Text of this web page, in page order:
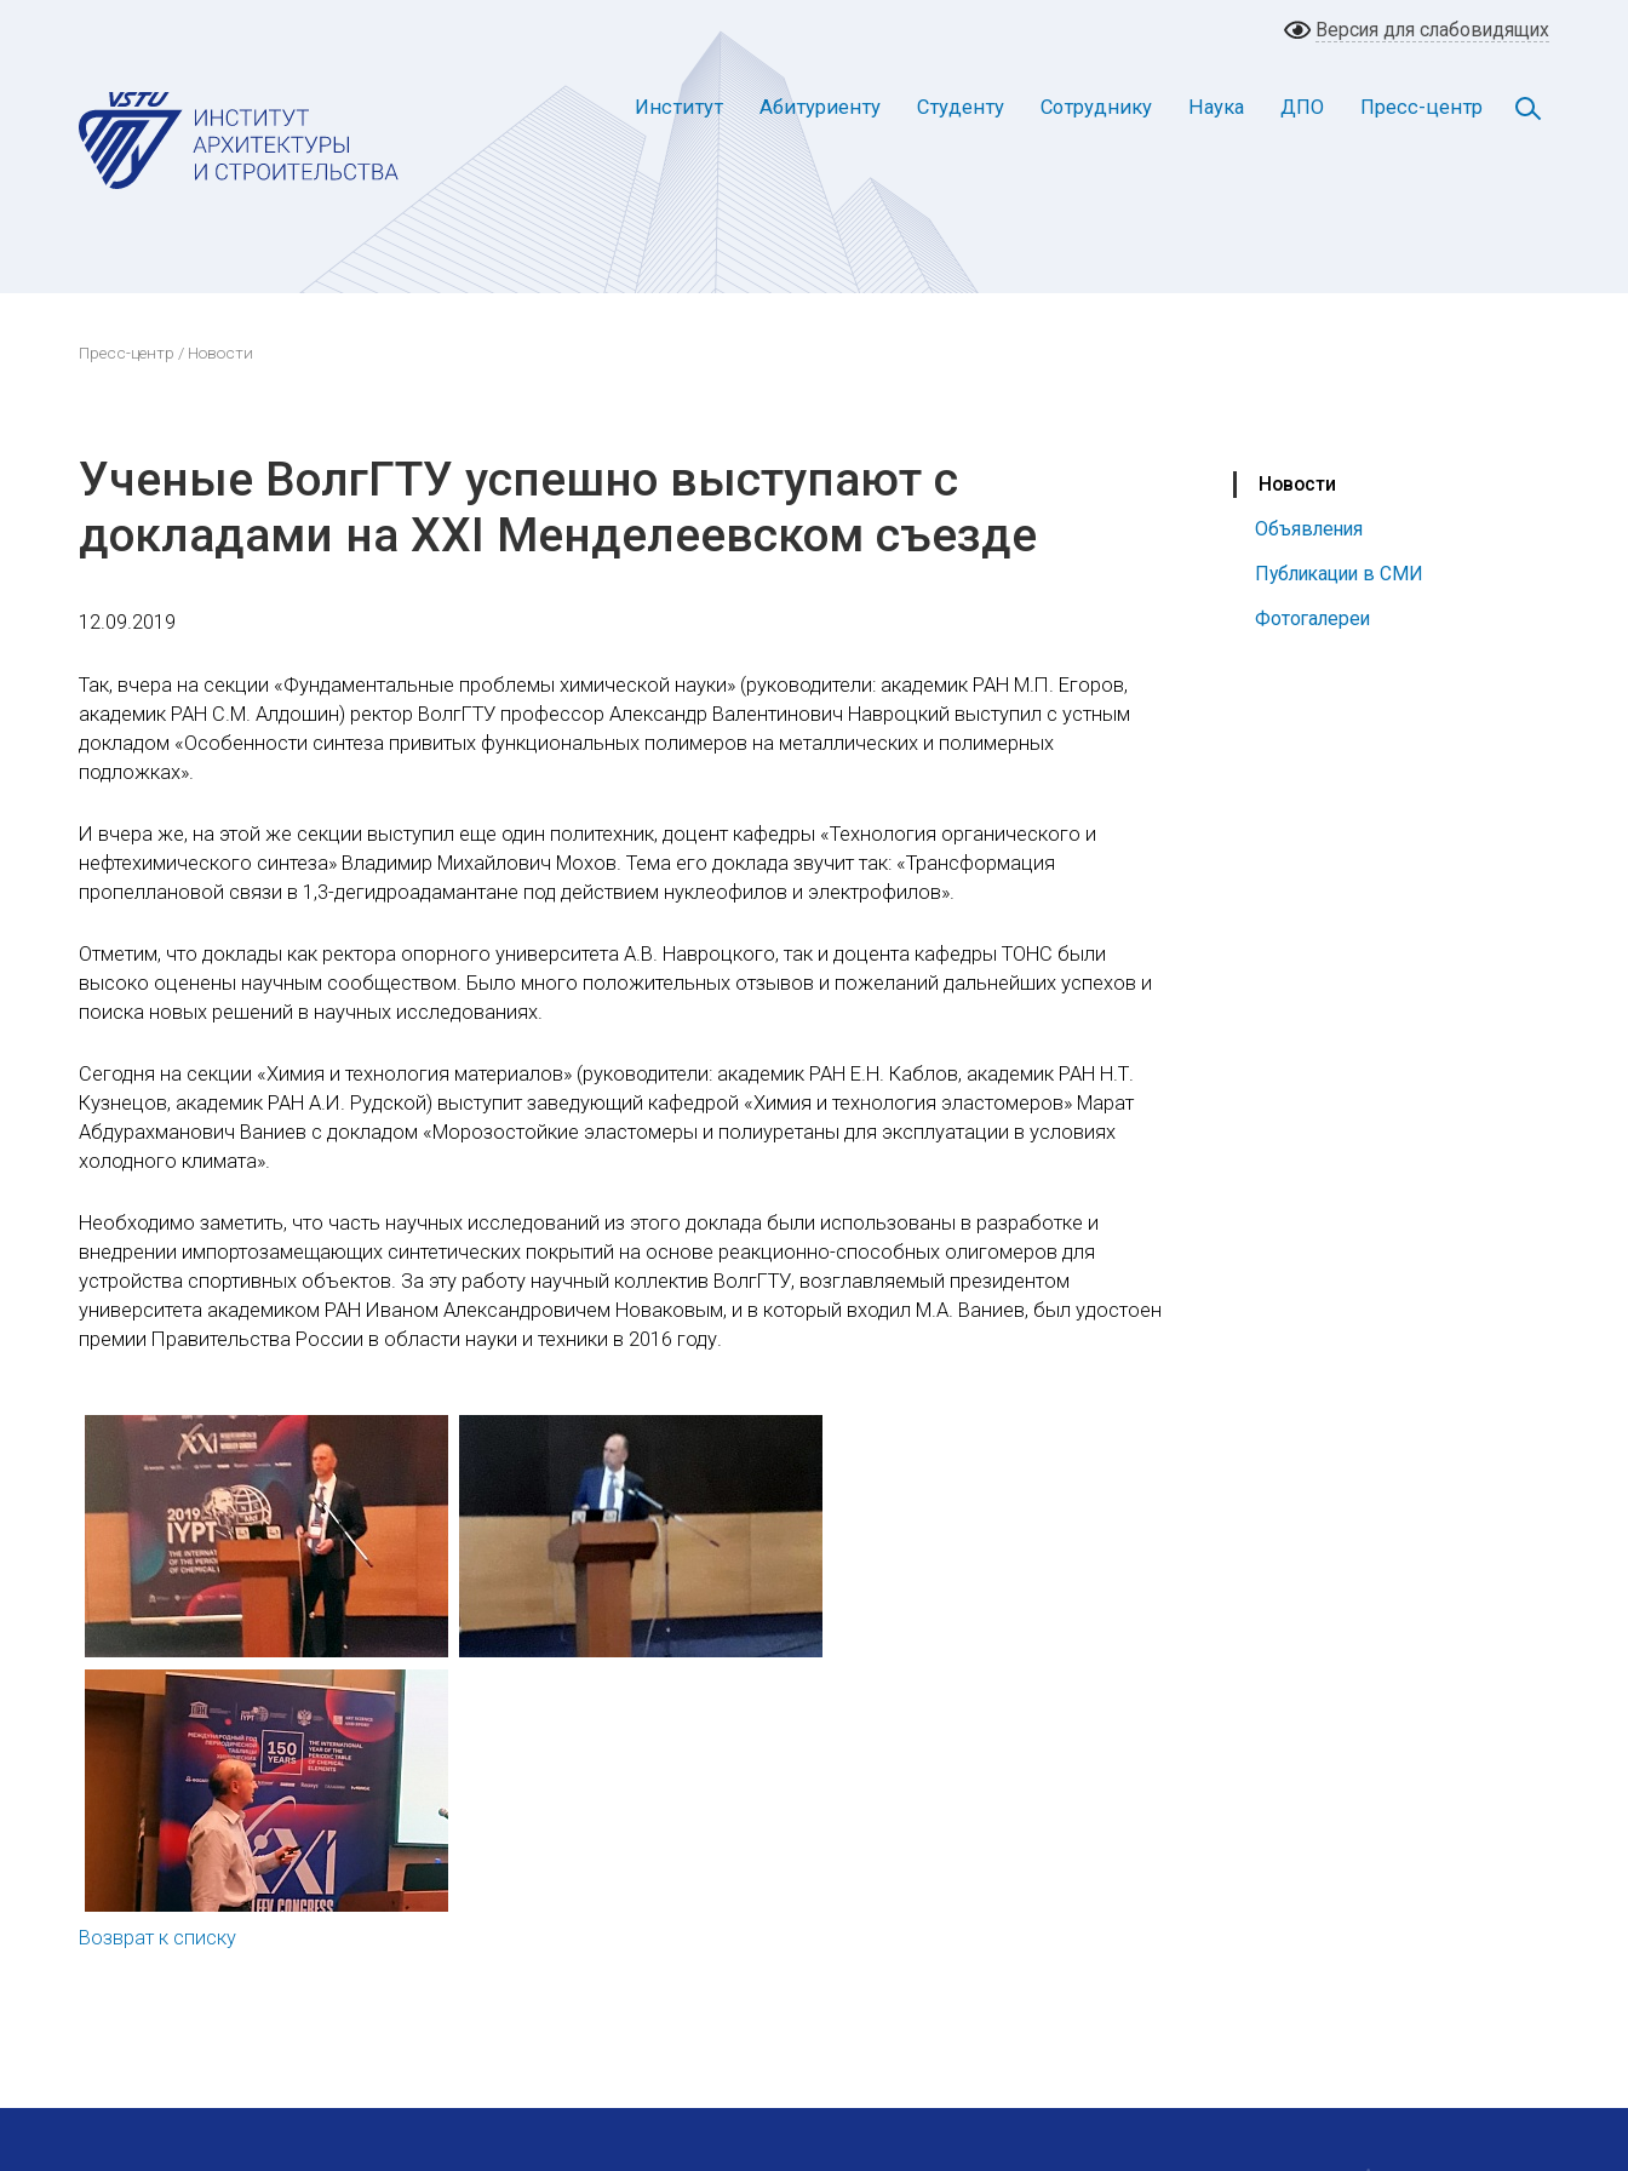
Версия для слабовидящих
Институт Абитуриенту Студенту Сотруднику Наука ДПО Пресс-центр
Пресс-центр / Новости
Новости
Объявления
Публикации в СМИ
Фотогалереи
Ученые ВолгГТУ успешно выступают с
докладами на XXI Менделеевском съезде
12.09.2019
Так, вчера на секции «Фундаментальные проблемы химической науки» (руководители: академик РАН М.П. Егоров,
академик РАН С.М. Алдошин) ректор ВолгГТУ профессор Александр Валентинович Навроцкий выступил с устным
докладом «Особенности синтеза привитых функциональных полимеров на металлических и полимерных
подложках».
И вчера же, на этой же секции выступил еще один политехник, доцент кафедры «Технология органического и
нефтехимического синтеза» Владимир Михайлович Мохов. Тема его доклада звучит так: «Трансформация
пропеллановой связи в 1,3-дегидроадамантане под действием нуклеофилов и электрофилов».
Отметим, что доклады как ректора опорного университета А.В. Навроцкого, так и доцента кафедры ТОНС были
высоко оценены научным сообществом. Было много положительных отзывов и пожеланий дальнейших успехов и
поиска новых решений в научных исследованиях.
Сегодня на секции «Химия и технология материалов» (руководители: академик РАН Е.Н. Каблов, академик РАН Н.Т.
Кузнецов, академик РАН А.И. Рудской) выступит заведующий кафедрой «Химия и технология эластомеров» Марат
Абдурахманович Ваниев с докладом «Морозостойкие эластомеры и полиуретаны для эксплуатации в условиях
холодного климата».
Необходимо заметить, что часть научных исследований из этого доклада были использованы в разработке и
внедрении импортозамещающих синтетических покрытий на основе реакционно-способных олигомеров для
устройства спортивных объектов. За эту работу научный коллектив ВолгГТУ, возглавляемый президентом
университета академиком РАН Иваном Александровичем Новаковым, и в который входил М.А. Ваниев, был удостоен
премии Правительства России в области науки и техники в 2016 году.
Возврат к списку